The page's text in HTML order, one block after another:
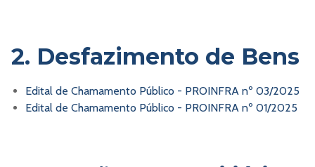
2. Desfazimento de Bens
Edital de Chamamento Público - PROINFRA nº 03/2025
Edital de Chamamento Público - PROINFRA nº 01/2025